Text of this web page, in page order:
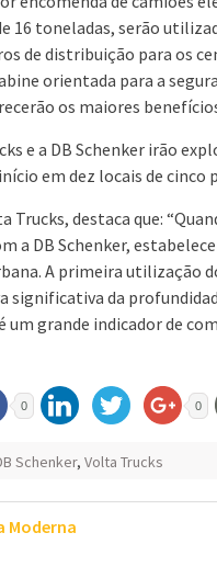
toneladas, serão
de distribuição para os
orientada para a
os maiores
e a DB Schenker irão
em dez locais de cinco
Trucks, destaca que:
a DB Schenker,
A primeira
significativa da
um grande indicador de
0 0
Schenker, Volta Trucks
Moderna